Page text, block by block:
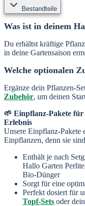
Bestandteile
Was ist in deinem
Du erhältst kräftige
in deine Gartensaison
Welche optionalen
Ergänze dein Pflanzen-
Zubehör, um deinen
🌱 Einpflanz-Pakete
Erlebnis
Unsere Einpflanz-Pakete
Einpflanzen, denn sie
Enthält je nach
Hallo Garten
Bio-Dünger
Sorgt für eine
Perfekt dosiert für
Topf-Sets oder